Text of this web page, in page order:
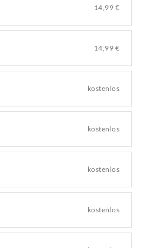
14,99 €
14,99 €
kostenlos
kostenlos
kostenlos
kostenlos